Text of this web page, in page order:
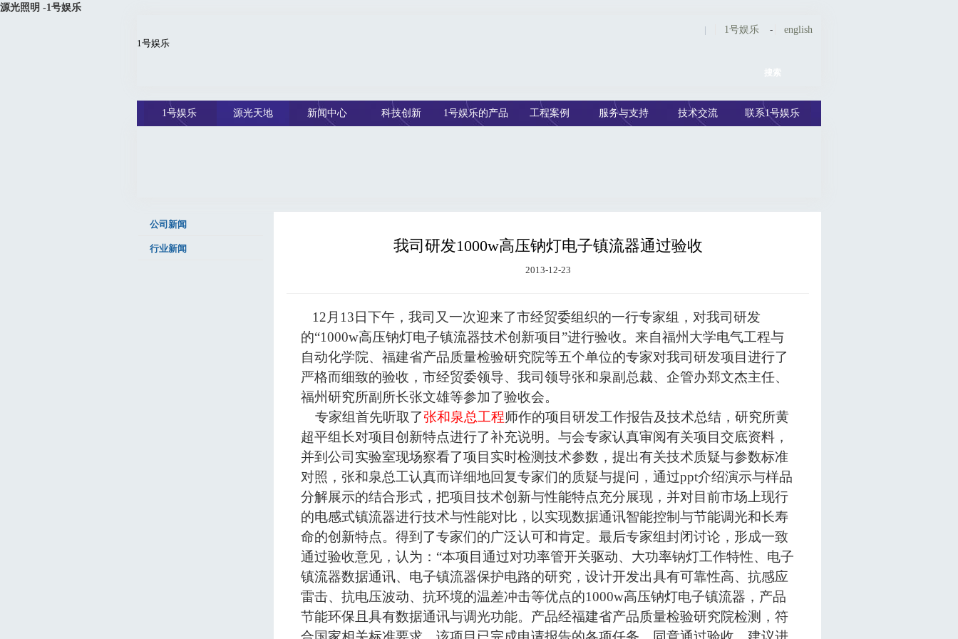
源光照明 -1号娱乐
1号娱乐
| 1号娱乐 - english
1号娱乐 源光天地 新闻中心 科技创新 1号娱乐的产品 工程案例 服务与支持 技术交流 联系1号娱乐
公司新闻
行业新闻 我司研发1000w高压钠灯电子镇流器通过验收
2013-12-23
12 月 13 日下午，我司又一次迎来了市经贸委组织的一行专家组，对我司研发
的“1000w高压钠灯电子镇流器技术创新项目”进行验收。来自福州大学电气工程与
自动化学院、福建省产品质量检验研究院等五个单位的专家对我司研发项目进行了
严格而细致的验收，市经贸委领导、我司领导张和泉副总裁、企管办郑文杰主任、
福州研究所副所长张文雄等参加了验收会。
专家组首先听取了张和泉总工程师作的项目研发工作报告及技术总结，研究所黄
超平组长对项目创新特点进行了补充说明。与会专家认真审阅有关项目交底资料，
并到公司实验室现场察看了项目实时检测技术参数，提出有关技术质疑与参数标准
对照，张和泉总工认真而详细地回复专家们的质疑与提问，通过ppt介绍演示与样品
分解展示的结合形式， 把项目技术创新与性能特点充分展现，并对目前市场上现行
的电感式镇流器进行技术与性能对比，以实现数据通讯智能控制与节能调光和长寿
命的创新特点。得到了专家们的广泛认可和肯定。最后专家组封闭讨论，形成一致
通过验收意见，认为：“本项目通过对功率管开关驱动、大功率钠灯工作特性、电子
镇流器数据通讯、电子镇流器保护电路的研究，设计开发出具有可靠性高、抗感应
雷击、抗电压波动、抗环境的温差冲击等优点的1000w高压钠灯电子镇流器，产品
节能环保且具有数据通讯与调光功能。产品经福建省产品质量检验研究院检测，符